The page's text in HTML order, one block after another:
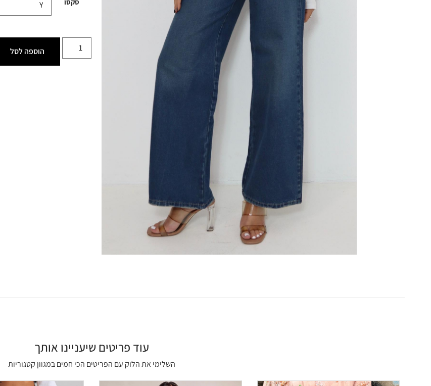
הוספה לסל
עוד פריטים שיעניינו אותך
השלימי את הלוק עם הפריטים הכי חמים במגוון קטגוריות